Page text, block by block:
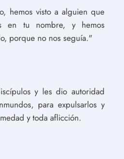
hemos visto a alguien que
en tu nombre, y hemos
porque no nos seguía."
y les dio autoridad
para expulsarlos y
y toda aflicción.